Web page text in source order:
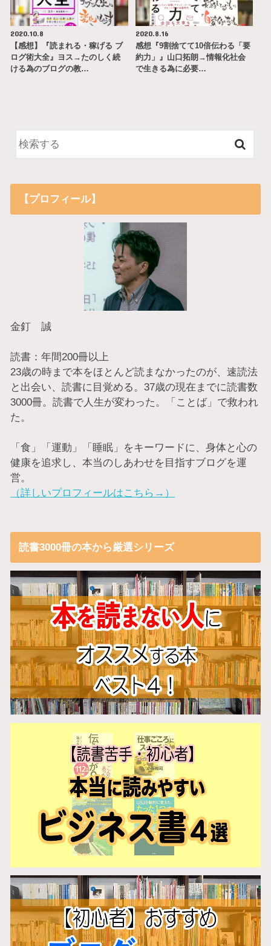
2020.10.8
【感想】『読まれる・稼げる ブ
ログ術大全』ヨス→たのしく続
ける為のブログの教…
2020.8.16
感想『9割捨てて10倍伝わる「要
約力」』山口拓朗→情報化社会
で生きる為に必要…
【プロフィール】
金釘 誠
読書：年間200冊以上
23歳の時まで本をほとんど読まなかったのが、速読法
と出会い、読書に目覚める。37歳の現在までに読書数
3000冊。読書で人生が変わった。「ことば」で救われ
た。
「食」「運動」「睡眠」をキーワードに、身体と心の
健康を追求し、本当のしあわせを目指すブログを運
営。
（詳しいプロフィールはこちら→）
読書3000冊の本から厳選シリーズ